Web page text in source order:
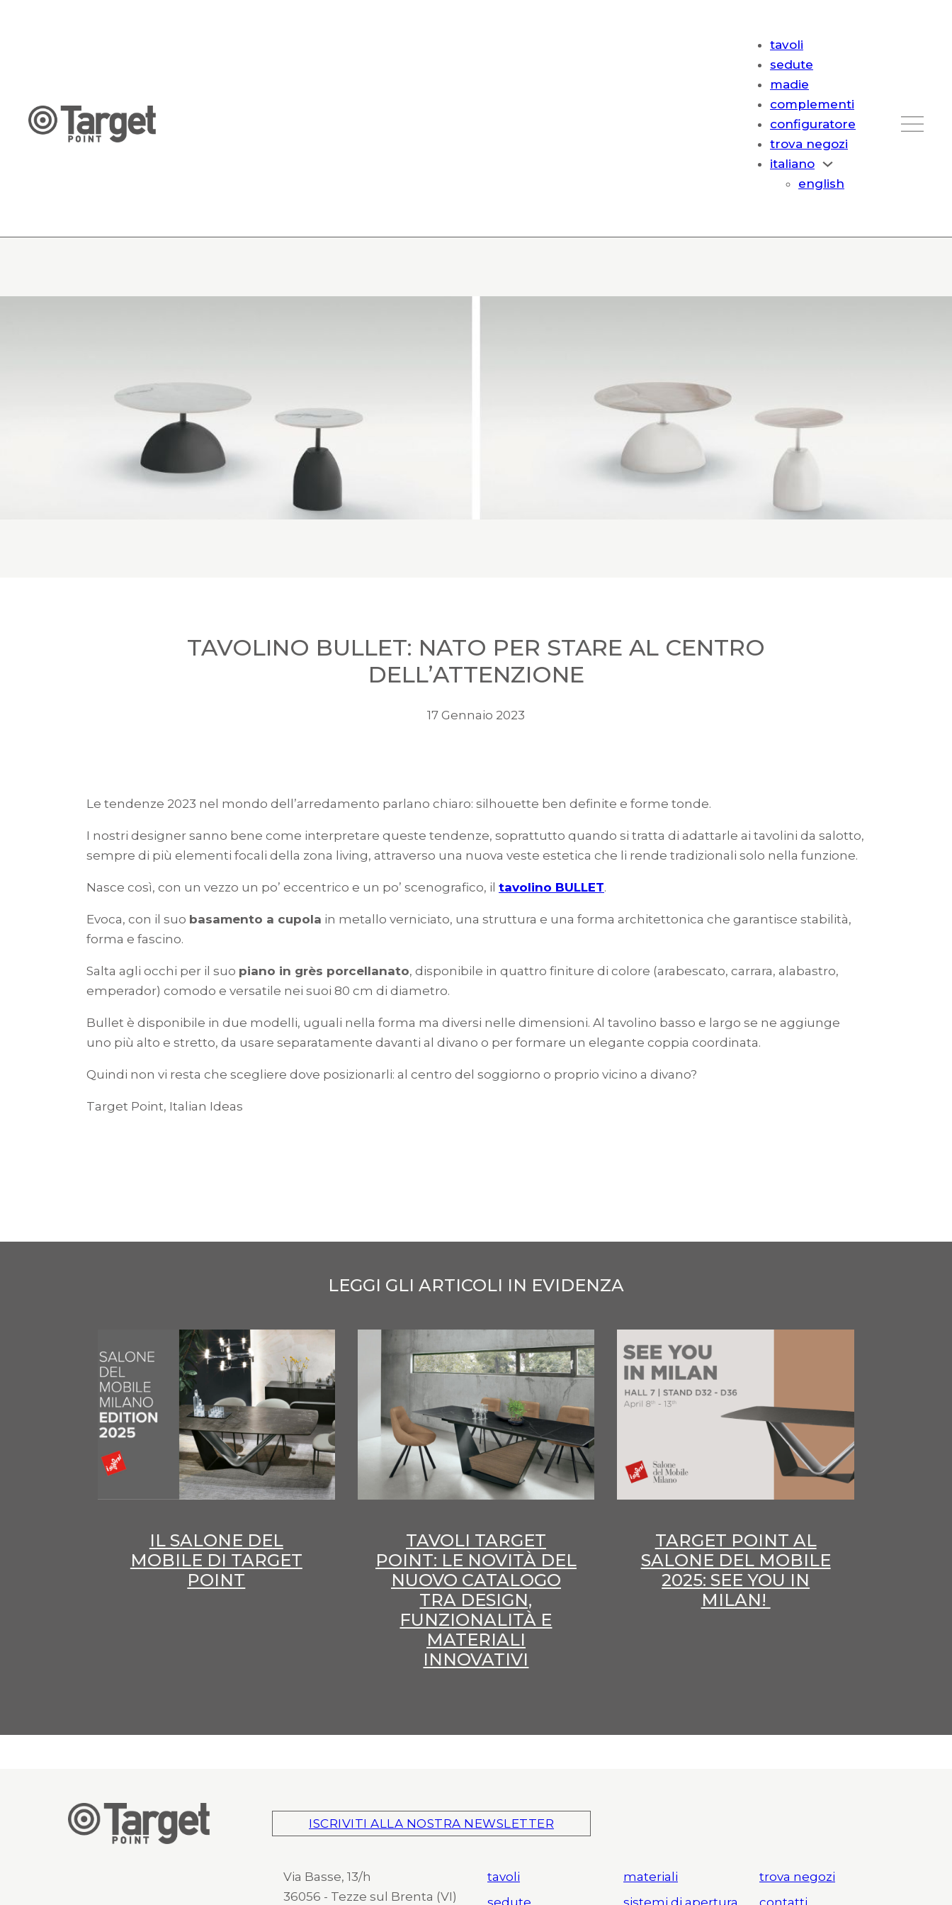
tavoli
sedute
madie
complementi
configuratore
trova negozi
italiano
english
TAVOLINO BULLET: NATO PER STARE AL CENTRO
DELL’ATTENZIONE
17 Gennaio 2023
Le tendenze 2023 nel mondo dell’arredamento parlano chiaro: silhouette ben definite e forme tonde.
I nostri designer sanno bene come interpretare queste tendenze, soprattutto quando si tratta di adattarle ai tavolini da salotto,
sempre di più elementi focali della zona living, attraverso una nuova veste estetica che li rende tradizionali solo nella funzione.
Nasce così, con un vezzo un po’ eccentrico e un po’ scenografico, il tavolino BULLET.
Evoca, con il suo basamento a cupola in metallo verniciato, una struttura e una forma architettonica che garantisce stabilità,
forma e fascino.
Salta agli occhi per il suo piano in grès porcellanato, disponibile in quattro finiture di colore (arabescato, carrara, alabastro,
emperador) comodo e versatile nei suoi 80 cm di diametro.
Bullet è disponibile in due modelli, uguali nella forma ma diversi nelle dimensioni. Al tavolino basso e largo se ne aggiunge
uno più alto e stretto, da usare separatamente davanti al divano o per formare un elegante coppia coordinata.
Quindi non vi resta che scegliere dove posizionarli: al centro del soggiorno o proprio vicino a divano?
Target Point, Italian Ideas
LEGGI GLI ARTICOLI IN EVIDENZA
IL SALONE DEL
MOBILE DI TARGET
POINT
TAVOLI TARGET
POINT: LE NOVITÀ DEL
NUOVO CATALOGO
TRA DESIGN,
FUNZIONALITÀ E
MATERIALI
INNOVATIVI
TARGET POINT AL
SALONE DEL MOBILE
2025: SEE YOU IN
MILAN!
ISCRIVITI ALLA NOSTRA NEWSLETTER
Via Basse, 13/h
36056 - Tezze sul Brenta (VI)
tavoli
sedute
materiali
sistemi di apertura
trova negozi
contatti